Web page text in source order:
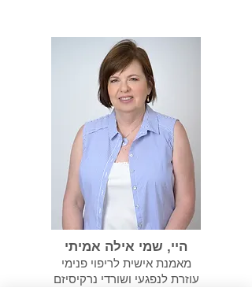
היי, שמי אילה אמיתי
מאמנת אישית לריפוי פנימי
עוזרת לנפגעי ושורדי נרקיסיזם